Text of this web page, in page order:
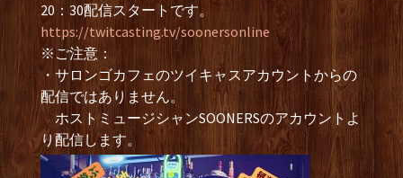
20：30配信スタートです。
https://twitcasting.tv/soonersonline
※ご注意：
・サロンゴカフェのツイキャスアカウントからの
配信ではありません。
ホストミュージシャンSOONERSのアカウントよ
り配信します。